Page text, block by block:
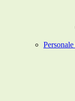
Personale